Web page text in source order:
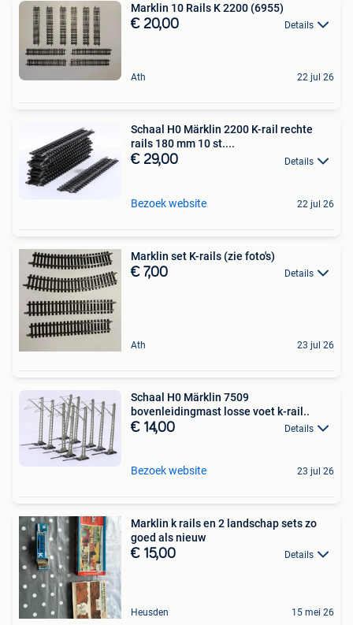
Marklin 10 Rails K 2200 (6955)
€ 20,00 Details
Ath 22 jul 26
Schaal H0 Märklin 2200 K-rail rechte
rails 180 mm 10 st....
€ 29,00 Details
Bezoek website 22 jul 26
Marklin set K-rails (zie foto's)
€ 7,00 Details
Ath 23 jul 26
Schaal H0 Märklin 7509
bovenleidingmast losse voet k-rail..
€ 14,00 Details
Bezoek website 23 jul 26
Marklin k rails en 2 landschap sets zo
goed als nieuw
€ 15,00 Details
Heusden 15 mei 26